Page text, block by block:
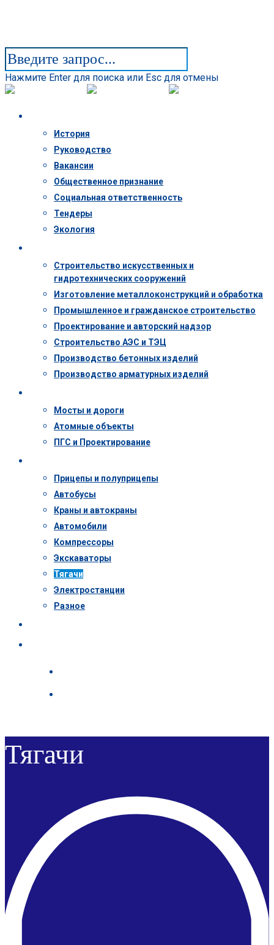
Нажмите Enter для поиска или Esc для отмены
История
Руководство
Вакансии
Общественное признание
Социальная ответственность
Тендеры
Экология
Строительство искусственных и
гидротехнических сооружений
Изготовление металлоконструкций и обработка
Промышленное и гражданское строительство
Проектирование и авторский надзор
Строительство АЭС и ТЭЦ
Производство бетонных изделий
Производство арматурных изделий
Мосты и дороги
Атомные объекты
ПГС и Проектирование
Прицепы и полуприцепы
Автобусы
Краны и автокраны
Автомобили
Компрессоры
Экскаваторы
Тягачи
Электростанции
Разное
Тягачи